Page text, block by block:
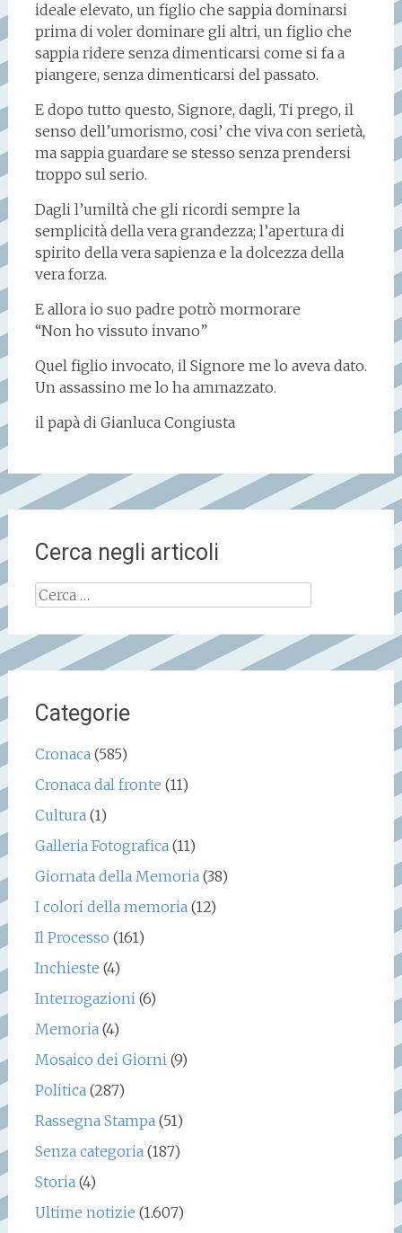
ideale elevato, un figlio che sappia dominarsi
prima di voler dominare gli altri, un figlio che
sappia ridere senza dimenticarsi come si fa a
piangere, senza dimenticarsi del passato.
E dopo tutto questo, Signore, dagli, Ti prego, il
senso dell’umorismo, cosi’ che viva con serietà,
ma sappia guardare se stesso senza prendersi
troppo sul serio.
Dagli l’umiltà che gli ricordi sempre la
semplicità della vera grandezza; l’apertura di
spirito della vera sapienza e la dolcezza della
vera forza.
E allora io suo padre potrò mormorare
“Non ho vissuto invano”
Quel figlio invocato, il Signore me lo aveva dato.
Un assassino me lo ha ammazzato.
il papà di Gianluca Congiusta
Cerca negli articoli
Ricerca
Categorie
Cronaca(585)
Cronaca dal fronte (11)
Cultura(1)
Galleria Fotografica(11)
Giornata della Memoria(38)
I colori della memoria(12)
Il Processo (161)
Inchieste (4)
Interrogazioni(6)
Memoria(4)
Mosaico dei Giorni(9)
Politica(287)
Rassegna Stampa(51)
Senza categoria(187)
Storia(4)
Ultime notizie (1.607)